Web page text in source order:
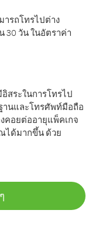
ารถโทรไปต่าง
30 วัน ในอัตราค่า
สระในการโทรไป
านและโทรศัพท์มือถือ
คอยต่ออายุแพ็คเกจ
ได้มากขึ้น ด้วย